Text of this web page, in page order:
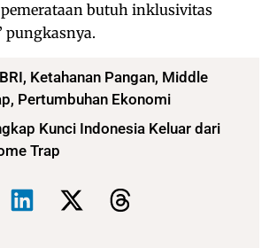
butuh inklusivitas
pungkasnya.
BRI, Ketahanan Pangan, Middle
, Pertumbuhan Ekonomi
Kunci Indonesia Keluar dari
Trap